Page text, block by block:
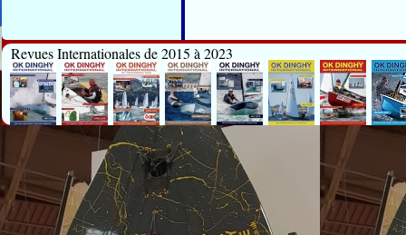
Revues Internationales de 2015 à 2023